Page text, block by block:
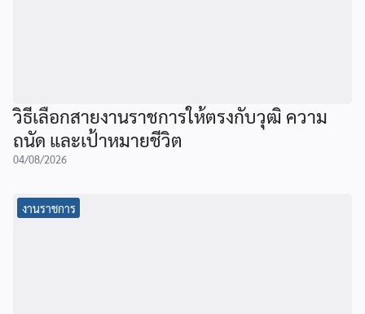
วิธีเลือกสายงานราชการให้ตรงกับวุฒิ ความ
ถนัด และเป้าหมายชีวิต
04/08/2026
งานราชการ